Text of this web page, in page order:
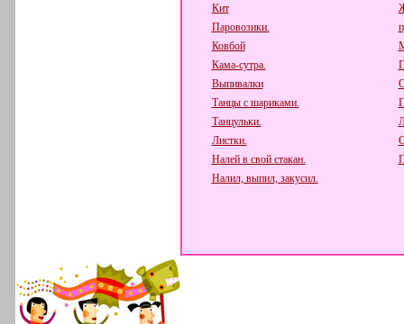
Кит
Паровозики.
Ковбой
Кама-сутра.
Выпивалки
Танцы с шариками.
Танцульки.
Листки.
Налей в свой стакан.
Налил, выпил, закусил.